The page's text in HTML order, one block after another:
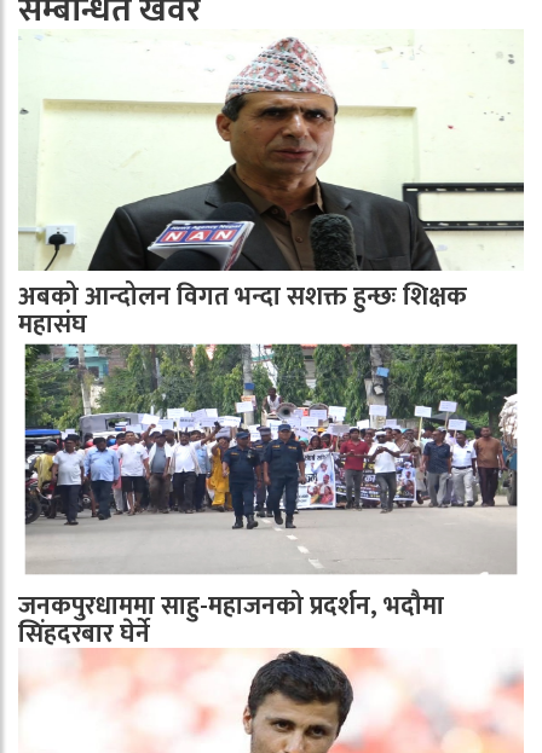
अबको आन्दोलन विगत भन्दा सशक्त हुन्छः शिक्षक
महासंघ
जनकपुरधाममा साहु-महाजनको प्रदर्शन, भदौमा
सिंहदरबार घेर्ने